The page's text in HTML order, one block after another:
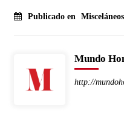
Publicado en Misceláneos
Mundo
http://